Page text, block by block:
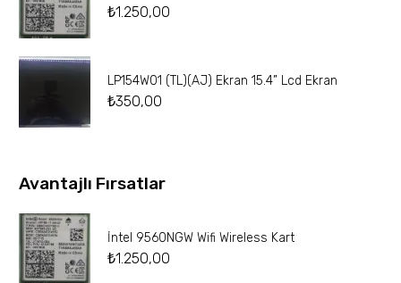
₺1.250,00
LP154W01 (TL)(AJ) Ekran 15.4” Lcd Ekran
₺350,00
Avantajlı Fırsatlar
İntel 9560NGW Wifi Wireless Kart
₺1.250,00